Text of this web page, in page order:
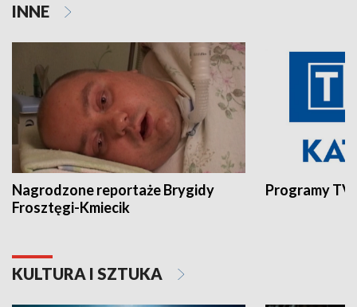
INNE
Nagrodzone reportaże Brygidy
Frosztęgi-Kmiecik
Programy
KULTURA I SZTUKA